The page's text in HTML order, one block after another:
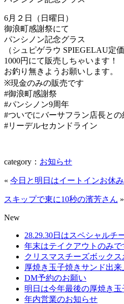
6月２日（日曜日）
御浪町感謝祭にて
パンシノン記念グラス
（シュピゲラウ SPIEGELAU定
1000円にて販売しちゃいます！
お釣り無きようお願いします。
※現金のみの販売です
#御浪町感謝祭
#パンシノン9周年
#ついでにバーサフラン店長との
#リーデルセカンドライン
category ： お知らせ
« 今日と明日はイートインお休
スキップで東に10秒の濱芳さん »
New
28.29.30日はスペシャルチ
年末はテイクアウトのみで
クリスマスチーズボック
厚焼き玉子焼きサンド出
DM予約のお願い
明日は今年最後の厚焼き玉
年内営業のお知らせ